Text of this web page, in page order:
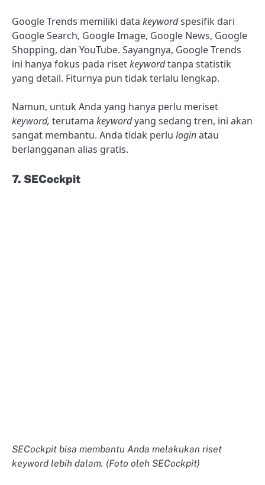
Google Trends memiliki data keywordspesifik dari
Google Search, Google Image, Google News, Google
Shopping, dan YouTube. Sayangnya, Google Trends
ini hanya fokus pada risetkeywordtanpa statistik
yang detail. Fiturnya pun tidak terlalu lengkap.
Namun, untuk Anda yang hanya perlu meriset
keyword, terutama keywordyang sedang tren, ini akan
sangat membantu. Anda tidak perlu loginatau
berlangganan alias gratis.
7. SECockpit
SECockpit bisa membantu Anda melakukan riset
keyword lebih dalam. (Foto oleh SECockpit)